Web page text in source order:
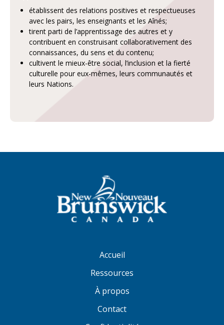
établissent des relations positives et respectueuses
avec les pairs, les enseignants et les Aînés;
tirent parti de l’apprentissage des autres et y
contribuent en construisant collaborativement des
connaissances, du sens et du contenu;
cultivent le mieux-être social, l’inclusion et la fierté
culturelle pour eux-mêmes, leurs communautés et
leurs Nations.
Accueil
Ressources
À propos
Contact